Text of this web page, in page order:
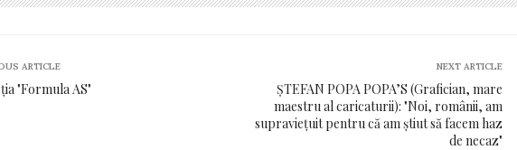
ARTICLE
"Formula AS"
NEXT ARTICLE
ȘTEFAN POPA POPA’S (Grafician, mare
maestru al caricaturii): "Noi, românii, am
supraviețuit pentru că am știut să facem haz
de necaz"